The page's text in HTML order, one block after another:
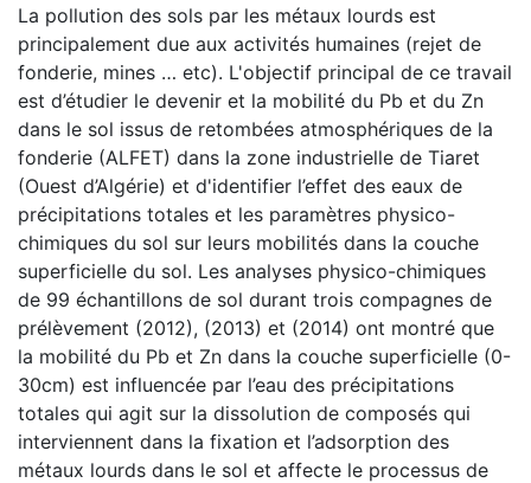
La pollution des sols par les métaux lourds est
principalement due aux activités humaines (rejet de
fonderie, mines … etc). L'objectif principal de ce travail
est d’étudier le devenir et la mobilité du Pb et du Zn
dans le sol issus de retombées atmosphériques de la
fonderie (ALFET) dans la zone industrielle de Tiaret
(Ouest d’Algérie) et d'identifier l’effet des eaux de
précipitations totales et les paramètres physico-
chimiques du sol sur leurs mobilités dans la couche
superficielle du sol. Les analyses physico-chimiques
de 99 échantillons de sol durant trois compagnes de
prélèvement (2012), (2013) et (2014) ont montré que
la mobilité du Pb et Zn dans la couche superficielle (0-
30cm) est influencée par l’eau des précipitations
totales qui agit sur la dissolution de composés qui
interviennent dans la fixation et l’adsorption des
métaux lourds dans le sol et affecte le processus de